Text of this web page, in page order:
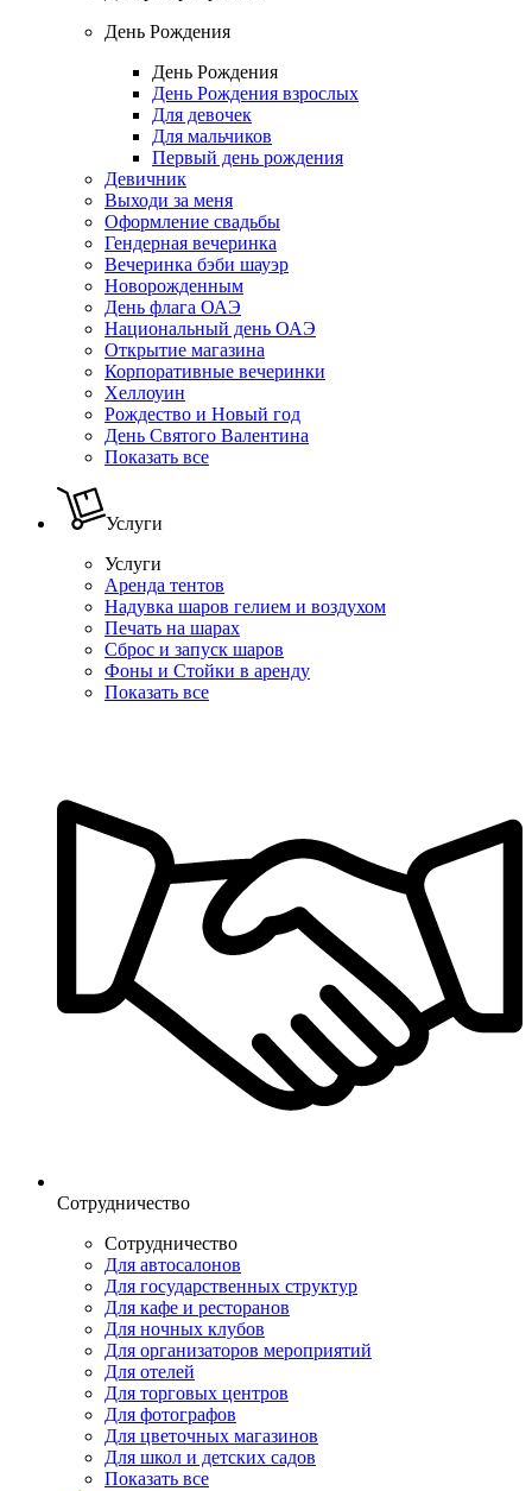
День Рождения
День Рождения
День Рождения взрослых
Для девочек
Для мальчиков
Первый день рождения
Девичник
Выходи за меня
Оформление свадьбы
Гендерная вечеринка
Вечеринка бэби шауэр
Новорожденным
День флага ОАЭ
Национальный день ОАЭ
Открытие магазина
Корпоративные вечеринки
Хеллоуин
Рождество и Новый год
День Святого Валентина
Показать все
Услуги
Услуги
Аренда тентов
Надувка шаров гелием и воздухом
Печать на шарах
Сброс и запуск шаров
Фоны и Стойки в аренду
Показать все
Сотрудничество
Сотрудничество
Для автосалонов
Для государственных структур
Для кафе и ресторанов
Для ночных клубов
Для организаторов мероприятий
Для отелей
Для торговых центров
Для фотографов
Для цветочных магазинов
Для школ и детских садов
Показать все